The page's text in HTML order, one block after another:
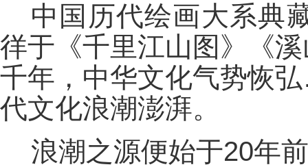
中国历代绘画大系典
徉于《千里江山图》《
千年，中华文化气势恢
代文化浪潮澎湃。
浪潮之源便始于20年